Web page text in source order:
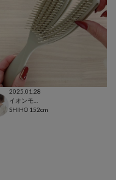
2025.01.28
SHIHO 152cm